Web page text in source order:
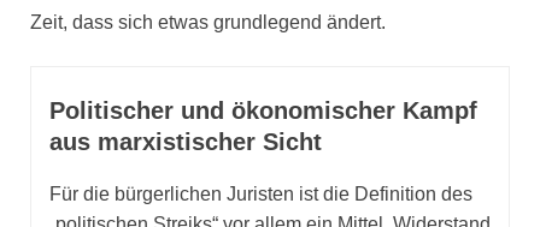
Zeit, dass sich etwas grundlegend ändert.
Politischer und ökonomischer Kampf
aus marxistischer Sicht
Für die bürgerlichen Juristen ist die Definition des